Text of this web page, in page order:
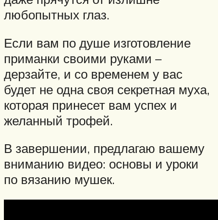
любопытных глаз.
Если вам по душе изготовление
приманки своими руками –
дерзайте, и со временем у вас
будет не одна своя секретная муха,
которая принесет вам успех и
желанный трофей.
В завершении, предлагаю вашему
вниманию видео: основы и уроки
по вязанию мушек.